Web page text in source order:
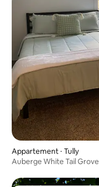
Appartement ⋅ Tully
Auberge White Tail Grove